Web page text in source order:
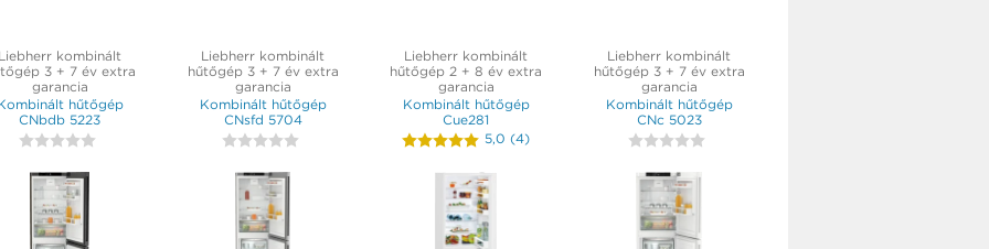
kombinált
3 + 7 év extra
garancia
hűtőgép
CNbdb 5223
Liebherr kombinált
hűtőgép 3 + 7 év extra
garancia
Kombinált hűtőgép
CNsfd 5704
Liebherr kombinált
hűtőgép 2 + 8 év extra
garancia
Kombinált hűtőgép
Cue281
5,0 (4)
Liebherr kombinált
hűtőgép 3 + 7 év extra
garancia
Kombinált hűtőgép
CNc 5023